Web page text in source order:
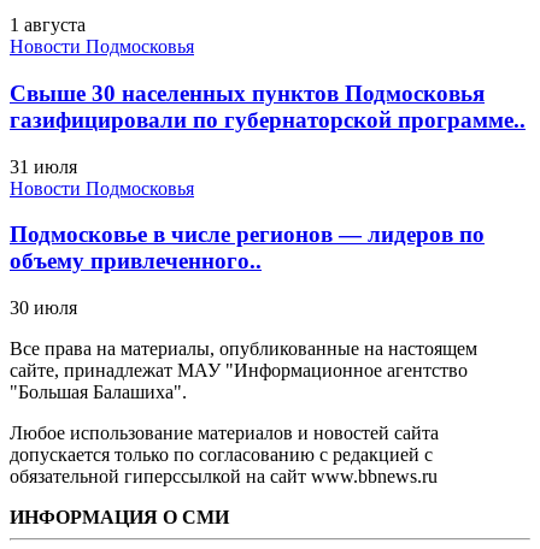
1 августа
Новости Подмосковья
Свыше 30 населенных пунктов Подмосковья
газифицировали по губернаторской программе..
31 июля
Новости Подмосковья
Подмосковье в числе регионов — лидеров по
объему привлеченного..
30 июля
Все права на материалы, опубликованные на настоящем
сайте, принадлежат МАУ "Информационное агентство
"Большая Балашиха".
Любое использование материалов и новостей сайта
допускается только по согласованию с редакцией с
обязательной гиперссылкой на сайт www.bbnews.ru
ИНФОРМАЦИЯ О СМИ